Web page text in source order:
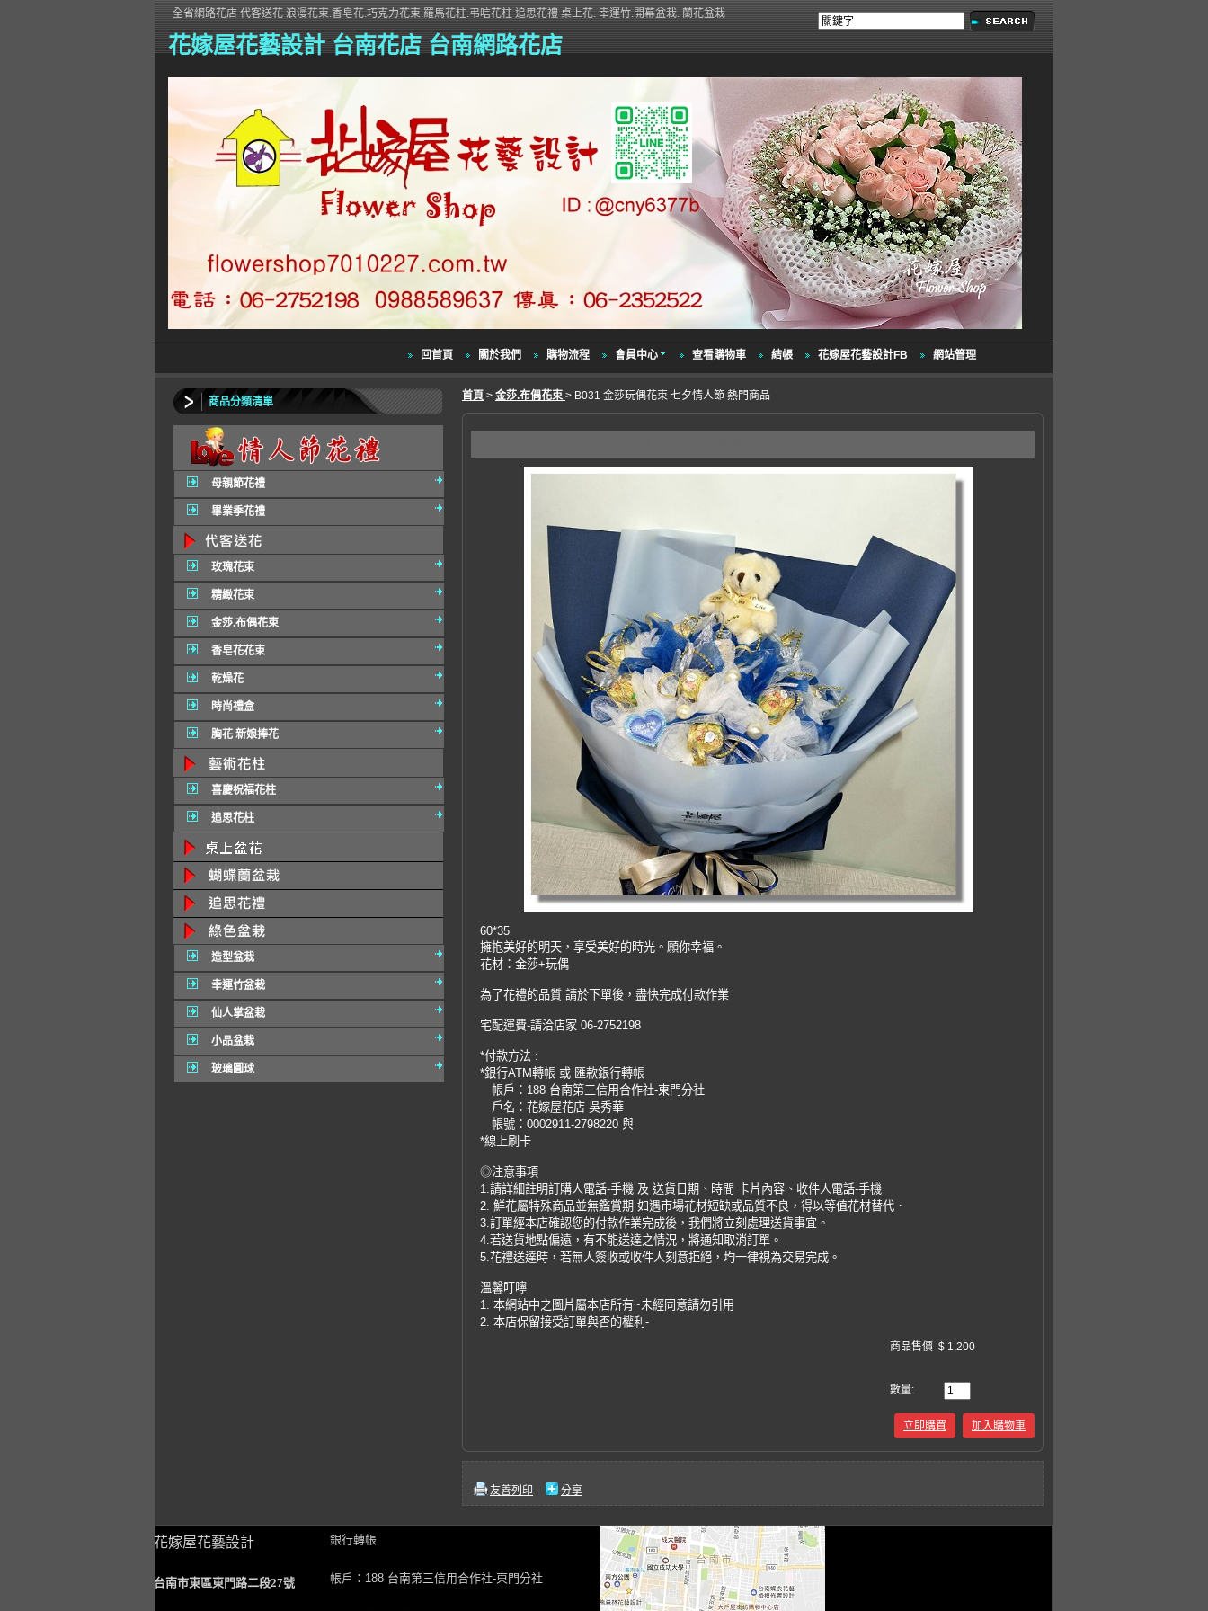
花嫁屋花藝設計 台南花店 台南網路花店
全省網路花店 代客送花 浪漫花束.香皂花.巧克力花束.羅馬花柱.弔唁花柱 追思花禮 桌上花. 幸運竹.開幕盆栽. 蘭花盆栽
回首頁 關於我們 購物流程 會員中心 查看購物車 結帳 花嫁屋花藝設計FB 網站管理
商品分類清單
母親節花禮
畢業季花禮
玫瑰花束
精緻花束
金莎.布偶花束
香皂花花束
乾燥花
時尚禮盒
胸花 新娘捧花
喜慶祝福花柱
追思花柱
造型盆栽
幸運竹盆栽
仙人掌盆栽
小品盆栽
玻璃圓球
首頁 > 金莎.布偶花束 > B031 金莎玩偶花束 七夕情人節 熱門商品
60*35
擁抱美好的明天，享受美好的時光。願你幸福。
花材：金莎+玩偶
為了花禮的品質 請於下單後，盡快完成付款作業
宅配運費-請洽店家 06-2752198
*付款方法 :
*銀行ATM轉帳 或 匯款銀行轉帳
帳戶：188 台南第三信用合作社-東門分社
戶名：花嫁屋花店 吳秀華
帳號：0002911-2798220 與
*線上刷卡
◎注意事項
1.請詳細註明訂購人電話-手機 及 送貨日期、時間 卡片內容、收件人電話-手機
2. 鮮花屬特殊商品並無鑑賞期 如遇市場花材短缺或品質不良，得以等值花材替代．
3.訂單經本店確認您的付款作業完成後，我們將立刻處理送貨事宜。
4.若送貨地點偏遠，有不能送達之情況，將通知取消訂單。
5.花禮送達時，若無人簽收或收件人刻意拒絕，均一律視為交易完成。
溫馨叮嚀
1. 本網站中之圖片屬本店所有~未經同意請勿引用
2. 本店保留接受訂單與否的權利-
商品售價 $ 1,200
數量:
立即購買 加入購物車
友善列印 分享
花嫁屋花藝設計
台南市東區東門路二段27號
銀行轉帳
帳戶：188 台南第三信用合作社-東門分社